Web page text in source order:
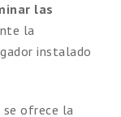
las
la
instalado
se ofrece la